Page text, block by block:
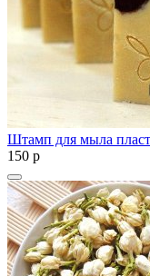
Штамп для мыла
150 p